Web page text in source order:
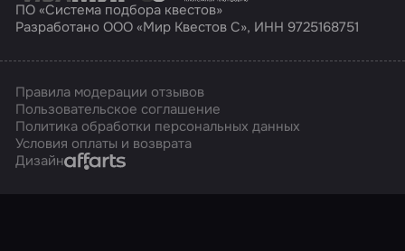
ПО «Система подбора квестов»
Разработано ООО «Мир Квестов С», ИНН 9725168751
Правила модерации отзывов
Пользовательское соглашение
Политика обработки персональных данных
Условия оплаты и возврата
ДизайнAffarts